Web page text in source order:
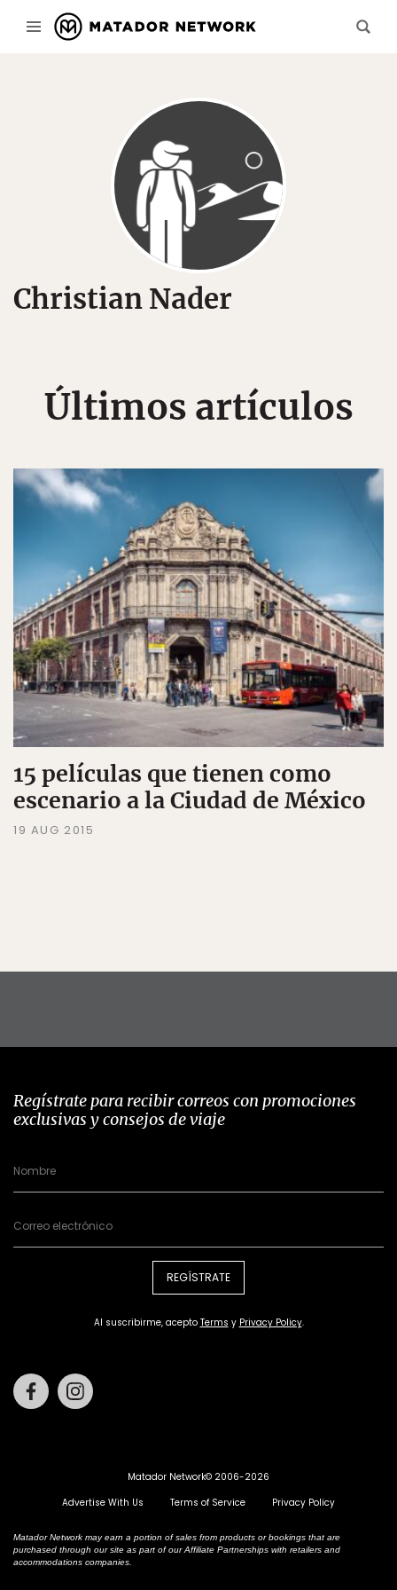
Christian Nader
Últimos artículos
15 películas que tienen como
escenario a la Ciudad de México
19 AUG 2015
Regístrate para recibir correos con promociones
exclusivas y consejos de viaje
REGÍSTRATE
Al suscribirme, acepto Terms y Privacy Policy.
Facebook
Matador Network© 2006-2026
Advertise With Us
Terms of Service Privacy Policy
Matador Network may earn a portion of sales from products or bookings that are
purchased through our site as part of our Affiliate Partnerships with retailers and
accommodations companies.